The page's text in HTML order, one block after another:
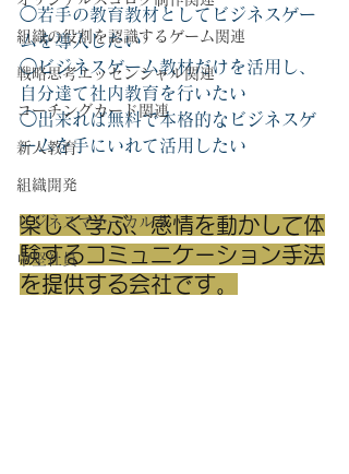
組織の役割を認識するゲーム関連
戦略思考エッセンシャル関連
コーチングカード関連
新人教育
組織開発
ビジネスマナーカルタ
中堅社員
◯若手の教育教材としてビジネスゲー
ムを導入したい
◯ビジネスゲーム教材だけを活用し、
自分達て社内教育を行いたい
◯出来れば無料で本格的なビジネスゲ
ームを手にいれて活用したい
楽しく学ぶ、感情を動かして体
験するコミュニケーション手法
を提供する会社です。